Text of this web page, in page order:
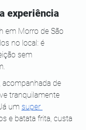
experiência
em Morro de São
no local: é
sem
, acompanhada de
tranquilamente
um super
e batata frita, custa